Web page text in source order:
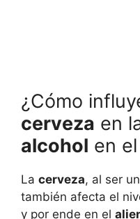
¿Cómo
cerveza en
alcohol en el
La cerveza, al ser
también afecta el
y por ende en el